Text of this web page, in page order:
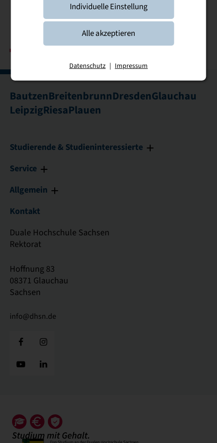
BautzenBreitenbrunnDresdenGlauchau
LeipzigRiesaPlauen
Studierende & Studieninteressierte
Service
Allgemein
Kontakt
Duale Hochschule Sachsen
Rektorat
Hoffnung 83
08371 Glauchau
Sachsen
info@dhsn.de
Individuelle Einstellung
Alle akzeptieren
Datenschutz | Impressum